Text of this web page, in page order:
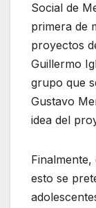
Social de
primera de
proyectos
Guillermo
grupo que
Gustavo
idea del
esto se